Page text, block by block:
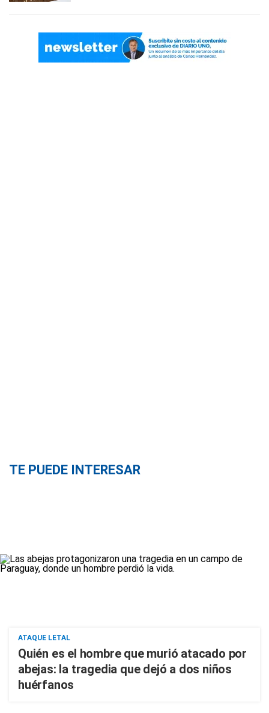
TE PUEDE INTERESAR
ATAQUE LETAL
Quién es el hombre que murió atacado por
abejas: la tragedia que dejó a dos niños
huérfanos